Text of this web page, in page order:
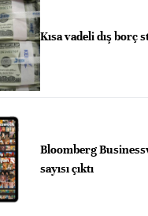
Kısa vadeli dış borç
Bloomberg
sayısı çıktı